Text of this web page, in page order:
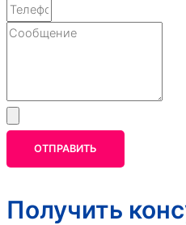
ОТПРАВИТЬ
Получить